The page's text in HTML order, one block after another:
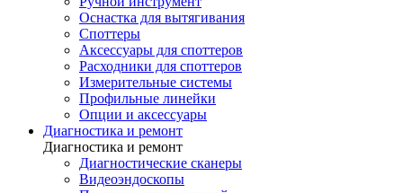
Оснастка для вытягивания
Споттеры
Аксессуары для споттеров
Расходники для споттеров
Измерительные системы
Профильные линейки
Опции и аксессуары
Диагностика и ремонт
Диагностика и ремонт
Диагностические сканеры
Видеоэндоскопы